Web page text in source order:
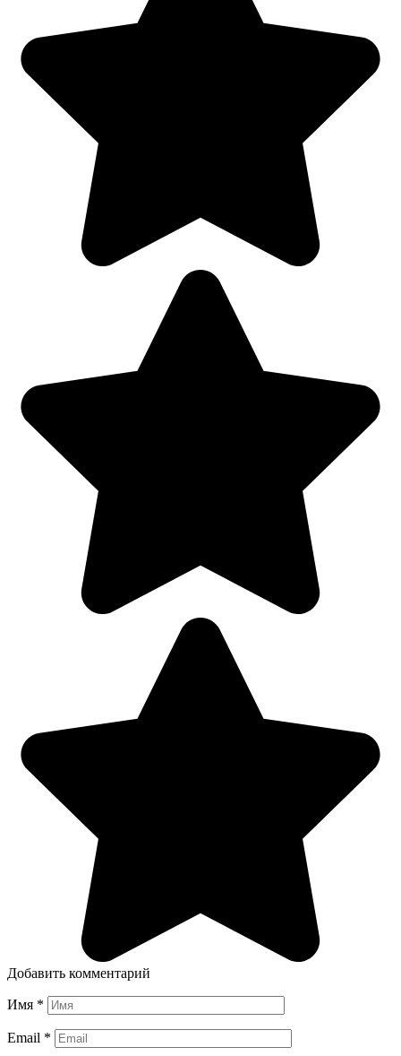
Добавить комментарий
Имя *
Email *